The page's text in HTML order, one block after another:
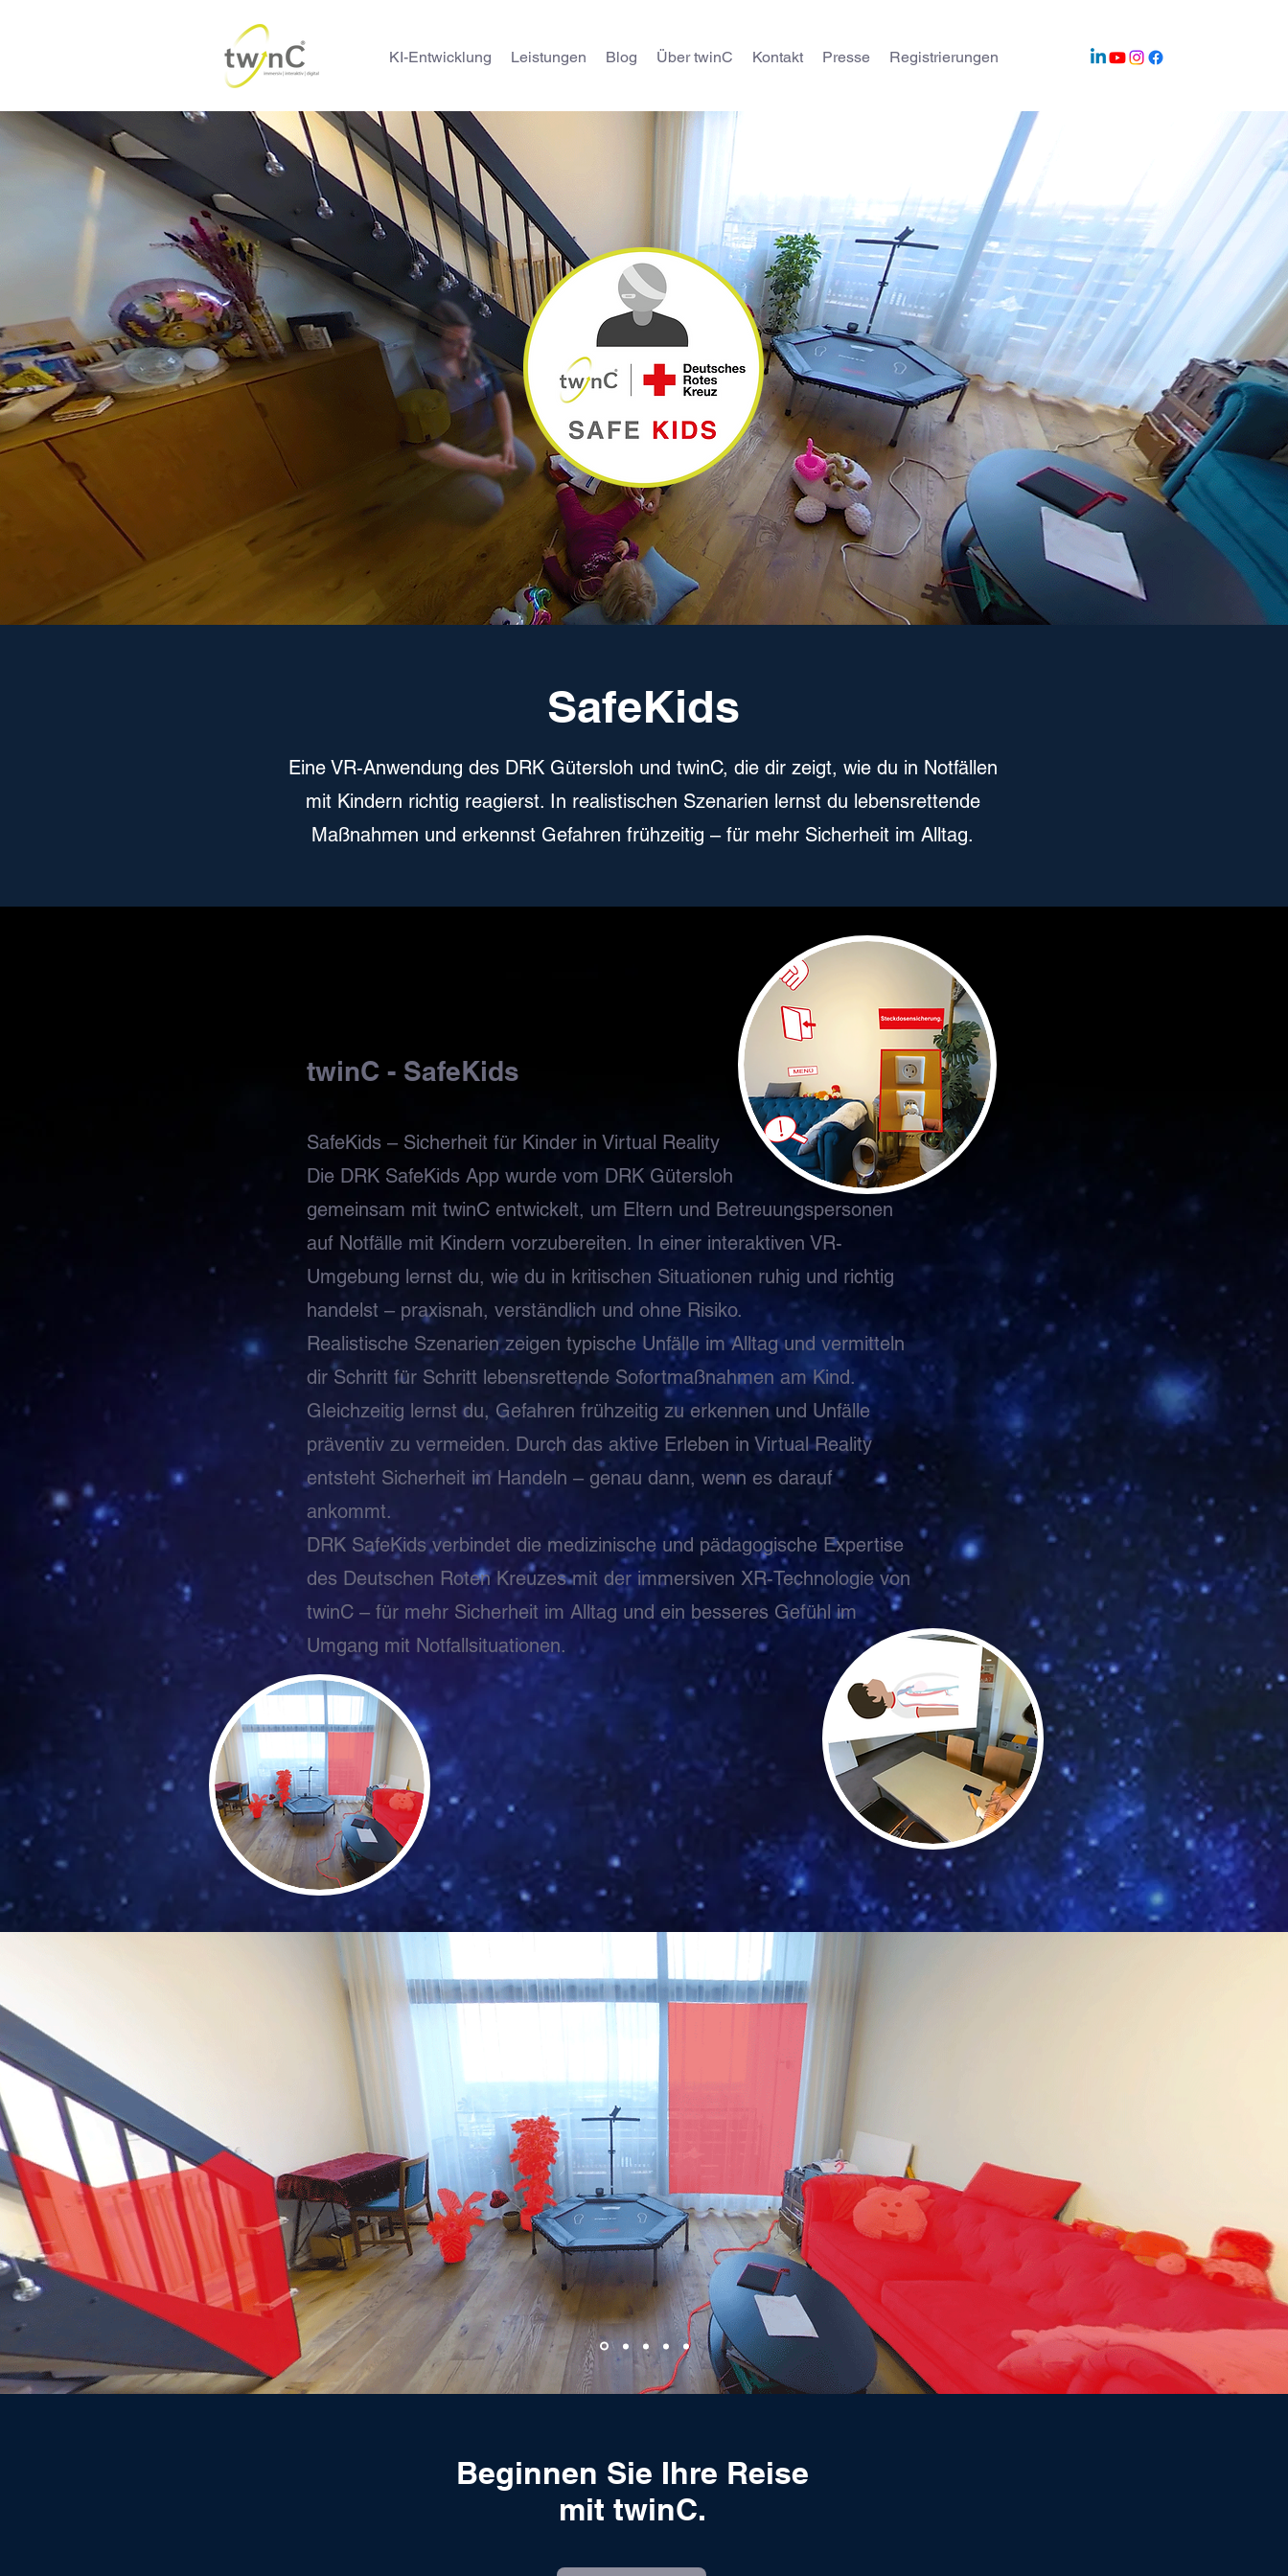
KI-Entwicklung Leistungen Blog Über twinC Kontakt Presse Registrierungen
SafeKids
Eine VR-Anwendung des DRK Gütersloh und twinC, die dir zeigt, wie du in Notfällen
mit Kindern richtig reagierst. In realistischen Szenarien lernst du lebensrettende
Maßnahmen und erkennst Gefahren frühzeitig – für mehr Sicherheit im Alltag.
twinC - SafeKids
SafeKids – Sicherheit für Kinder in Virtual Reality
Die DRK SafeKids App wurde vom DRK Gütersloh
gemeinsam mit twinC entwickelt, um Eltern und Betreuungspersonen
auf Notfälle mit Kindern vorzubereiten. In einer interaktiven VR-
Umgebung lernst du, wie du in kritischen Situationen ruhig und richtig
handelst – praxisnah, verständlich und ohne Risiko.
Realistische Szenarien zeigen typische Unfälle im Alltag und vermitteln
dir Schritt für Schritt lebensrettende Sofortmaßnahmen am Kind.
Gleichzeitig lernst du, Gefahren frühzeitig zu erkennen und Unfälle
präventiv zu vermeiden. Durch das aktive Erleben in Virtual Reality
entsteht Sicherheit im Handeln – genau dann, wenn es darauf
ankommt.
DRK SafeKids verbindet die medizinische und pädagogische Expertise
des Deutschen Roten Kreuzes mit der immersiven XR-Technologie von
twinC – für mehr Sicherheit im Alltag und ein besseres Gefühl im
Umgang mit Notfallsituationen.
Beginnen Sie Ihre Reise
mit twinC.